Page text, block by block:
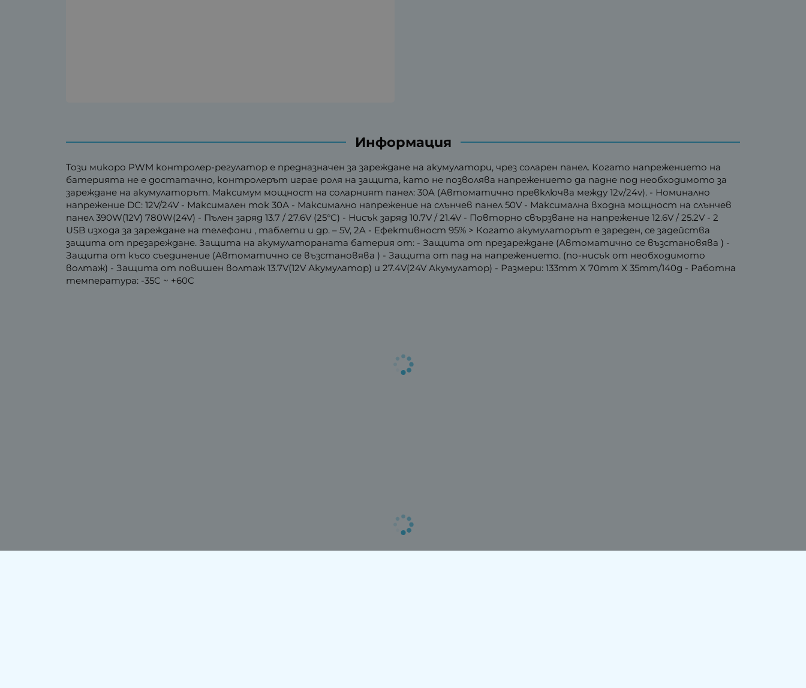
Информация
Този микоро PWM контролер-регулатор е предназначен за зареждане на акумулатори, чрез соларен панел. Когато напрежението на
батерията не е достатачно, контролерът играе роля на защита, като не позволява напрежението да падне под необходимото за
зареждане на акумулаторът. Максимум мощност на соларният панел: 30A (Автоматично превключва между 12v/24v). - Номинално
напрежение DC: 12V/24V - Максимален ток 30А - Максимално напрежение на слънчев панел 50V - Максимална входна мощност на слънчев
панел 390W(12V) 780W(24V) - Пълен заряд 13.7 / 27.6V (25°C) - Нисък заряд 10.7V / 21.4V - Повторно свързване на напрежение 12.6V / 25.2V - 2
USB изхода за зареждане на телефони , таблети и др. – 5V, 2A - Ефективност 95% > Когато акумулаторът е зареден, се задейства
защита от презареждане. Защита на акумулатораната батерия от: - Защита от презареждане (Автоматично се възстановява ) -
Защита от късо съединение (Автоматично се възстановява ) - Защита от пад на напрежението. (по-нисък от необходимото
волтаж) - Защита от повишен волтаж 13.7V(12V Акумулатор) и 27.4V(24V Акумулатор) - Размери: 133mm X 70mm X 35mm/140g - Работна
температура: -35C ~ +60C